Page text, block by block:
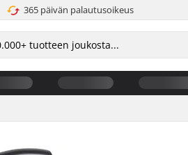
365 päivän palautusoikeus